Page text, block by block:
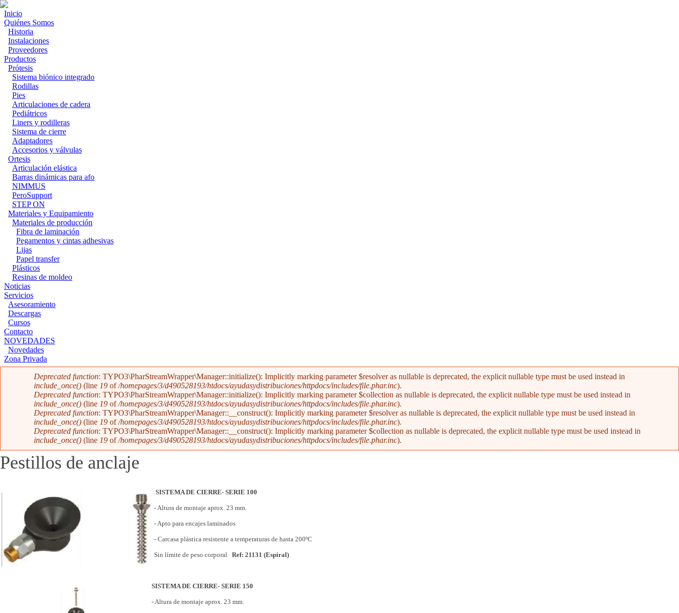
Inicio
Quiénes Somos
Historia
Instalaciones
Proveedores
Productos
Prótesis
Sistema biónico integrado
Rodillas
Pies
Articulaciones de cadera
Pediátricos
Liners y rodilleras
Sistema de cierre
Adaptadores
Accesorios y válvulas
Ortesis
Articulación elástica
Barras dinámicas para afo
NIMMUS
PeroSupport
STEP ON
Materiales y Equipamiento
Materiales de producción
Fibra de laminación
Pegamentos y cintas adhesivas
Lijas
Papel transfer
Plásticos
Resinas de moldeo
Noticias
Servicios
Asesoramiento
Descargas
Cursos
Contacto
NOVEDADES
Novedades
Zona Privada
Mensaje de error
Deprecated function: TYPO3\PharStreamWrapper\Manager::initialize(): Implicitly marking parameter $resolver as nullable is deprecated, the explicit nullable type must be used instead in
include_once() (line 19 of/homepages/3/d490528193/htdocs/ayudasydistribuciones/httpdocs/includes/file.phar.inc).
Deprecated function: TYPO3\PharStreamWrapper\Manager::initialize(): Implicitly marking parameter $collection as nullable is deprecated, the explicit nullable type must be used instead in
include_once() (line 19 of/homepages/3/d490528193/htdocs/ayudasydistribuciones/httpdocs/includes/file.phar.inc).
Deprecated function: TYPO3\PharStreamWrapper\Manager::__construct(): Implicitly marking parameter $resolver as nullable is deprecated, the explicit nullable type must be used instead in
include_once() (line 19 of/homepages/3/d490528193/htdocs/ayudasydistribuciones/httpdocs/includes/file.phar.inc).
Deprecated function: TYPO3\PharStreamWrapper\Manager::__construct(): Implicitly marking parameter $collection as nullable is deprecated, the explicit nullable type must be used instead in
include_once() (line 19 of/homepages/3/d490528193/htdocs/ayudasydistribuciones/httpdocs/includes/file.phar.inc).
Pestillos de anclaje
SISTEMA DE CIERRE- SERIE 100
- Altura de montaje aprox. 23 mm.
- Apto para encajes laminados
- Carcasa plástica resistente a temperaturas de hasta 200ºC
Sin límite de peso corporal Ref: 21131 (Espiral)
SISTEMA DE CIERRE- SERIE 150
- Altura de montaje aprox. 23 mm.